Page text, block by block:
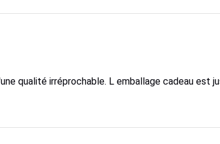
qualité irréprochable. L emballage cadeau est